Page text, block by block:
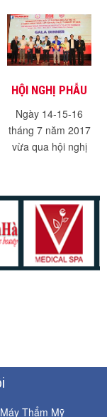
HỘI NGHỊ PHẪU
THUẬT THẨM
MỸ IMAPS ASIA
2017
Ngày 14-15-16
tháng 7 năm 2017
vừa qua hội nghị
diện khu vực
Đông Nam Á gọi
tắt là IMAPS...
Thẩm Mỹ